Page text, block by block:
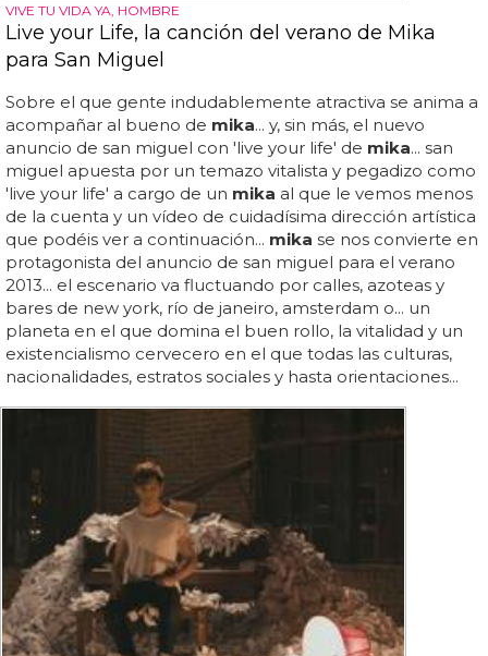
VIVE TU VIDA YA, HOMBRE
Live your Life, la canción del verano de Mika
para San Miguel
Sobre el que gente indudablemente atractiva se anima a
acompañar al bueno de mika... y, sin más, el nuevo
anuncio de san miguel con 'live your life' de mika... san
miguel apuesta por un temazo vitalista y pegadizo como
'live your life' a cargo de un mika al que le vemos menos
de la cuenta y un vídeo de cuidadísima dirección artística
que podéis ver a continuación... mika se nos convierte en
protagonista del anuncio de san miguel para el verano
2013... el escenario va fluctuando por calles, azoteas y
bares de new york, río de janeiro, amsterdam o... un
planeta en el que domina el buen rollo, la vitalidad y un
existencialismo cervecero en el que todas las culturas,
nacionalidades, estratos sociales y hasta orientaciones...